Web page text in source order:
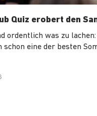
Quiz erobert den
ordentlich was zu lachen:
eine der besten